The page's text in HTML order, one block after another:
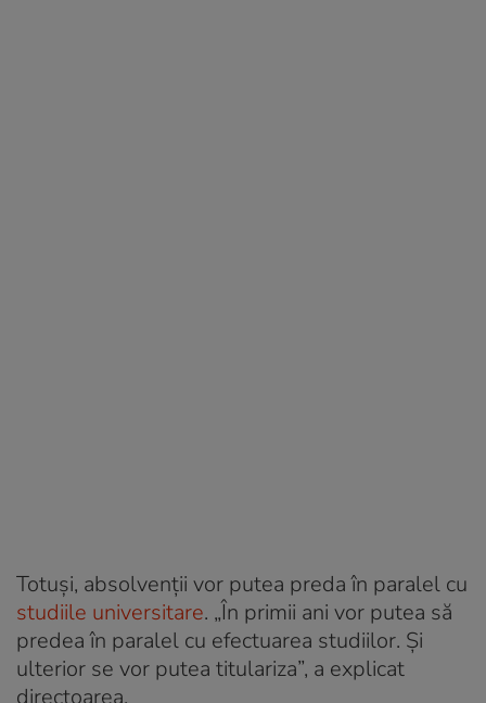
Totuși, absolvenții vor putea preda în paralel cu
studiile universitare. „În primii ani vor putea să
predea în paralel cu efectuarea studiilor. Și
ulterior se vor putea titulariza”, a explicat
directoarea.